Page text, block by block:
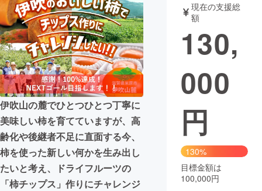
テクノロジー・ガジェット
映像・映画 書籍・雑誌
ビジネス・起業 チャレンジ
まちづくり・地域活性化
CAMPFIRE for Social Good
CAMPFIRE Creation
CAMPFIREふるさと納税
コミュニティ
伊吹山の麓でひとつひとつ丁寧に
美味しい柿を育てていますが、高
齢化や後継者不足に直面する今、
柿を使った新しい何かを生み出し
たいと考え、ドライフルーツの
「柿チップス」作りにチャレンジ
現在の支援総
額
130,
000
円
130%
目標金額は
100,000円